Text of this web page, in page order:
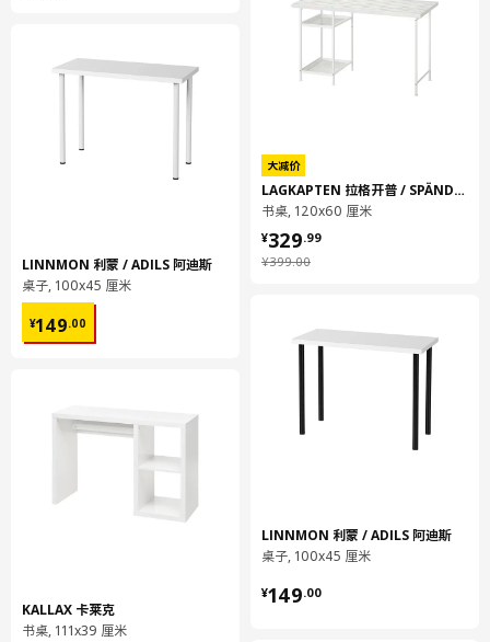
LINNMON 利蒙 / ADILS 阿迪斯
桌子, 100x45 厘米
¥149.00
¥ 149.00
KALLAX 卡莱克
书桌, 111x39 厘米
大减价
LAGKAPTEN 拉格开普 / SPÄND 斯班
书桌, 120x60 厘米
¥399.00
¥ 399.00
¥329.99
¥ 329.99
LINNMON 利蒙 / ADILS 阿迪斯
桌子, 100x45 厘米
¥149.00
¥ 149.00